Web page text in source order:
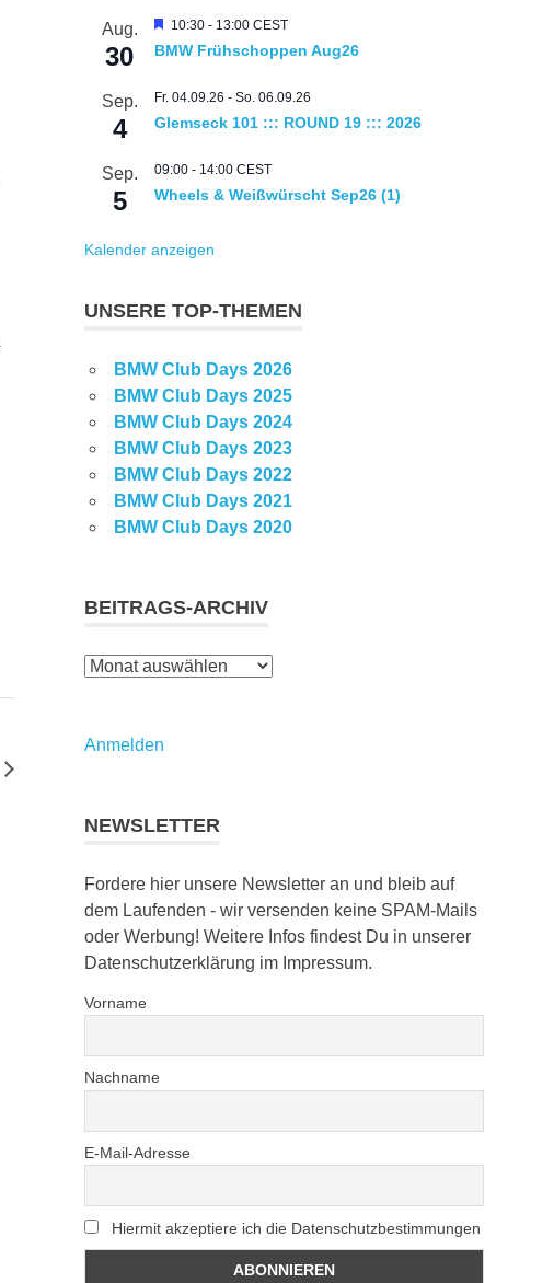
Aug.
30
Hervorgehoben
10:30 - 13:00 CEST
BMW Frühschoppen Aug26
Sep.
4
Fr. 04.09.26 -So. 06.09.26
Glemseck 101 ::: ROUND 19 ::: 2026
Sep.
5
09:00 - 14:00 CEST
Wheels & Weißwürscht Sep26 (1)
Kalender anzeigen
UNSERE TOP-THEMEN
BMW Club Days 2026
BMW Club Days 2025
BMW Club Days 2024
BMW Club Days 2023
BMW Club Days 2022
BMW Club Days 2021
BMW Club Days 2020
BEITRAGS-ARCHIV
Beitrags-
Anmelden
NEWSLETTER
Fordere hier unsere Newsletter an und bleib auf
dem Laufenden - wir versenden keine SPAM-Mails
oder Werbung! Weitere Infos findest Du in unserer
Datenschutzerklärung im Impressum.
Vorname
Nachname
E-Mail-Adresse
Hiermit akzeptiere ich die Datenschutzbestimmungen